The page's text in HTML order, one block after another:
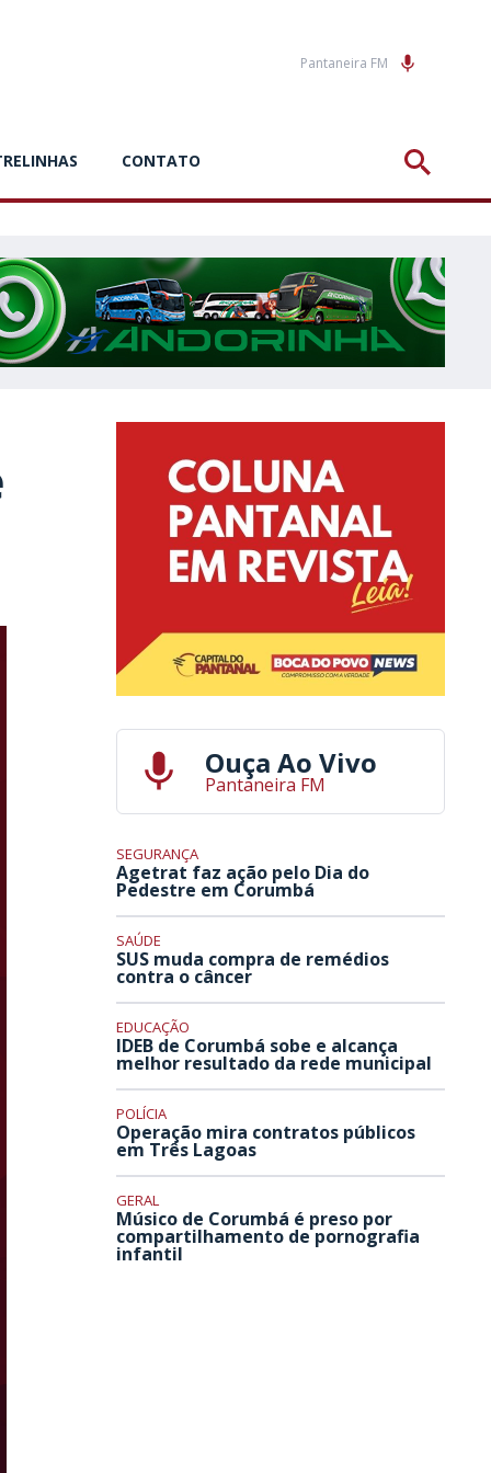
Pantaneira FM
CONTATO
Ouça Ao Vivo
Pantaneira FM
SEGURANÇA
Agetrat faz ação pelo Dia do
Pedestre em Corumbá
SAÚDE
SUS muda compra de remédios
contra o câncer
EDUCAÇÃO
IDEB de Corumbá sobe e alcança
melhor resultado da rede municipal
POLÍCIA
Operação mira contratos públicos
em Três Lagoas
GERAL
Músico de Corumbá é preso por
compartilhamento de pornografia
infantil